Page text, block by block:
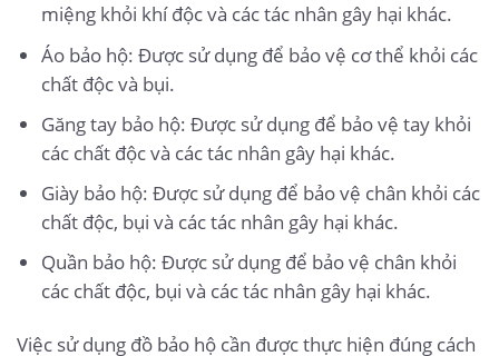
miệng khỏi khí độc và các tác nhân gây hại khác.
Áo bảo hộ: Được sử dụng để bảo vệ cơ thể khỏi các
chất độc và bụi.
Găng tay bảo hộ: Được sử dụng để bảo vệ tay khỏi
các chất độc và các tác nhân gây hại khác.
Giày bảo hộ: Được sử dụng để bảo vệ chân khỏi các
chất độc, bụi và các tác nhân gây hại khác.
Quần bảo hộ: Được sử dụng để bảo vệ chân khỏi
các chất độc, bụi và các tác nhân gây hại khác.
Việc sử dụng đồ bảo hộ cần được thực hiện đúng cách